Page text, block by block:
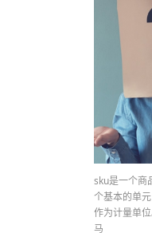
sku是一个商
个基本的单
作为计量单
马